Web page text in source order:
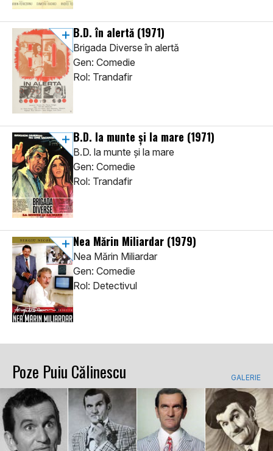
B.D. în alertă (1971)
Brigada Diverse în alertă
Gen: Comedie
Rol: Trandafir
B.D. la munte și la mare (1971)
B.D. la munte și la mare
Gen: Comedie
Rol: Trandafir
Nea Mărin Miliardar (1979)
Nea Mărin Miliardar
Gen: Comedie
Rol: Detectivul
Poze Puiu Călinescu GALERIE